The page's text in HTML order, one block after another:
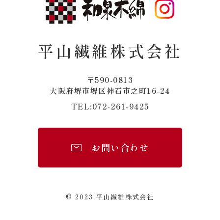
平山繊維株式会社
〒590-0813
​​​​​​​大阪府堺市堺区神石市之町16-24
TEL:072-261-9425
お問い合わせ
© 2023 平山繊維株式会社